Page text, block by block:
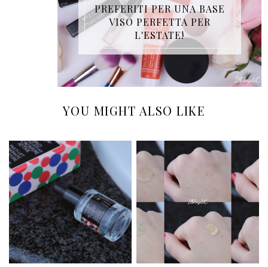
PREFERITI PER UNA BASE
VISO PERFETTA PER
L'ESTATE!
YOU MIGHT ALSO LIKE